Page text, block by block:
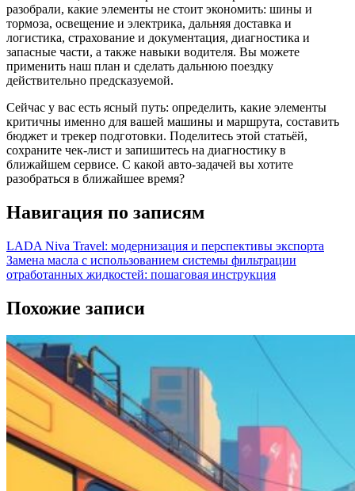
разобрали, какие элементы не стоит экономить: шины и
тормоза, освещение и электрика, дальняя доставка и
логистика, страхование и документация, диагностика и
запасные части, а также навыки водителя. Вы можете
применить наш план и сделать дальнюю поездку
действительно предсказуемой.
Сейчас у вас есть ясный путь: определить, какие элементы
критичны именно для вашей машины и маршрута, составить
бюджет и трекер подготовки. Поделитесь этой статьёй,
сохраните чек‑лист и запишитесь на диагностику в
ближайшем сервисе. С какой авто‑задачей вы хотите
разобраться в ближайшее время?
Навигация по записям
LADA Niva Travel: модернизация и перспективы экспорта
Замена масла с использованием системы фильтрации
отработанных жидкостей: пошаговая инструкция
Похожие записи